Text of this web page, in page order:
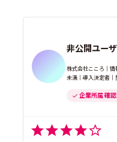
非公開ユー
株式会社こころ｜
未満｜導入決定者
企業所属 確